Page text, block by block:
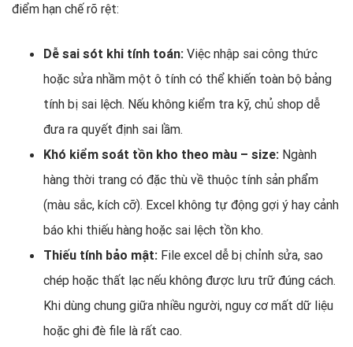
điểm hạn chế rõ rệt:
Dễ sai sót khi tính toán: Việc nhập sai công thức
hoặc sửa nhầm một ô tính có thể khiến toàn bộ bảng
tính bị sai lệch. Nếu không kiểm tra kỹ, chủ shop dễ
đưa ra quyết định sai lầm.
Khó kiểm soát tồn kho theo màu – size: Ngành
hàng thời trang có đặc thù về thuộc tính sản phẩm
(màu sắc, kích cỡ). Excel không tự động gợi ý hay cảnh
báo khi thiếu hàng hoặc sai lệch tồn kho.
Thiếu tính bảo mật: File excel dễ bị chỉnh sửa, sao
chép hoặc thất lạc nếu không được lưu trữ đúng cách.
Khi dùng chung giữa nhiều người, nguy cơ mất dữ liệu
hoặc ghi đè file là rất cao.